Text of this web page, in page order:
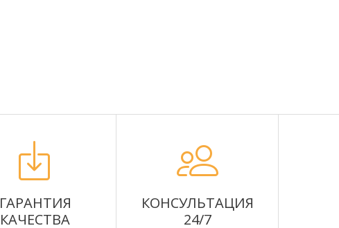
ГАРАНТИЯ
КАЧЕСТВА
КОНСУЛЬТАЦИЯ
24/7